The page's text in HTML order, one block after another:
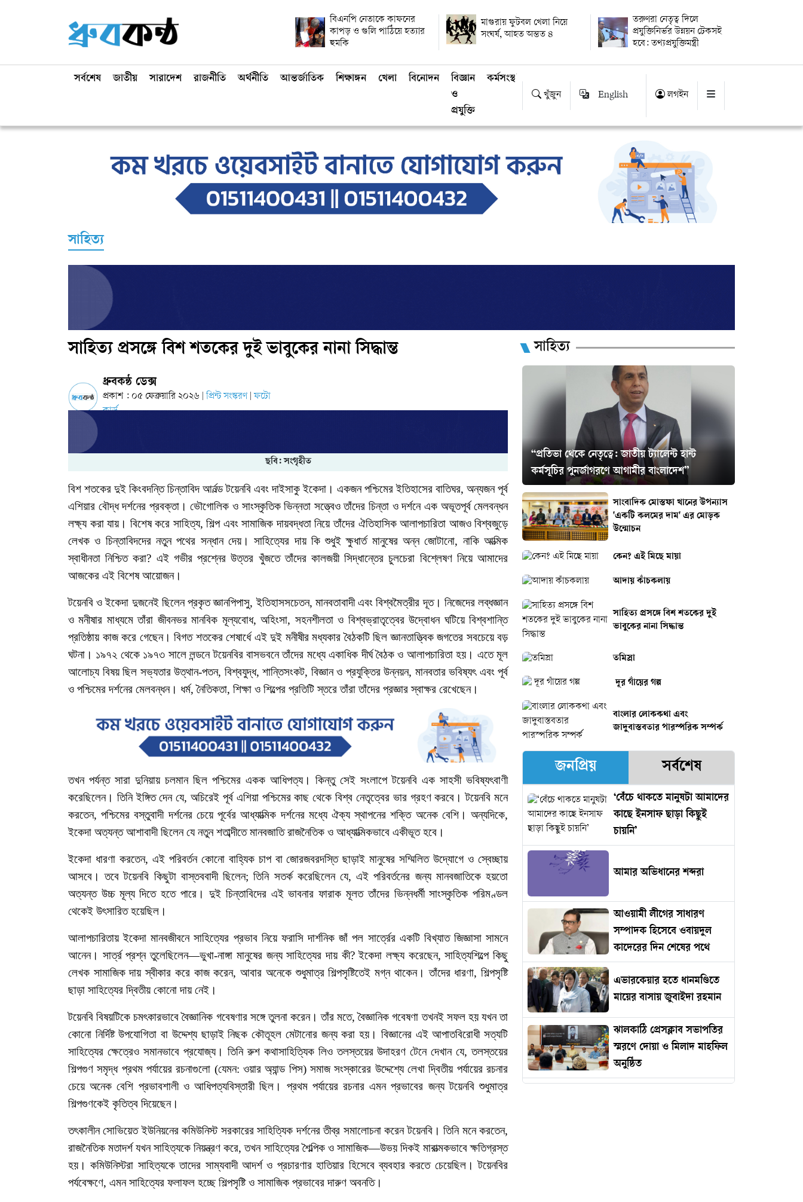
বিএনপি নেতাকে কাফনের
কাপড় ও গুলি পাঠিয়ে হত্যার
হুমকি
মাগুরায় ফুটবল খেলা নিয়ে
সংঘর্ষ, আহত অন্তত ৪
তরুণরা নেতৃত্ব দিলে
প্রযুক্তিনির্ভর উন্নয়ন টেকসই
হবে: তথ্যপ্রযুক্তিমন্ত্রী
সর্বশেষ জাতীয় সারাদেশ রাজনীতি অর্থনীতি আন্তর্জাতিক শিক্ষাঙ্গন খেলা বিনোদন
বিজ্ঞান
ও
প্রযুক্তি
কর্মসংস্থান
খুঁজুন English লগইন
সাহিত্য
সাহিত্য প্রসঙ্গে বিশ শতকের দুই ভাবুকের নানা সিদ্ধান্ত
ধ্রুবকন্ঠ ডেক্স
প্রকাশ : ০৫ ফেব্রুয়ারি ২০২৬ প্রিন্ট সংস্করণ ফটো
কার্ড
ছবি: সংগৃহীত
বিশ শতকের দুই কিংবদন্তি চিন্তাবিদ আর্নল্ড টয়েনবি এবং দাইসাকু ইকেদা। একজন পশ্চিমের ইতিহাসের বাতিঘর, অন্যজন পূর্ব
এশিয়ার বৌদ্ধ দর্শনের প্রবক্তা। ভৌগোলিক ও সাংস্কৃতিক ভিন্নতা সত্ত্বেও তাঁদের চিন্তা ও দর্শনে এক অভূতপূর্ব মেলবন্ধন
লক্ষ্য করা যায়। বিশেষ করে সাহিত্য,শিল্প এবং সামাজিক দায়বদ্ধতা নিয়ে তাঁদের ঐতিহাসিক আলাপচারিতা আজও বিশ্বজুড়ে
লেখক ও চিন্তাবিদদের নতুন পথের সন্ধান দেয়। সাহিত্যের দায় কি শুধুই ক্ষুধার্ত মানুষের অন্ন জোটানো, নাকি আত্মিক
স্বাধীনতা নিশ্চিত করা? এই গভীর প্রশ্নের উত্তর খুঁজতে তাঁদের কালজয়ী সিদ্ধান্তের চুলচেরা বিশ্লেষণ নিয়ে আমাদের
আজকের এই বিশেষ আয়োজন।
টয়েনবি ও ইকেদা দুজনেই ছিলেন প্রকৃত জ্ঞানপিপাসু,ইতিহাসসচেতন, মানবতাবাদী এবং বিশ্বমৈত্রীর দূত। নিজেদের লব্ধজ্ঞান
ও মনীষার মাধ্যমে তাঁরা জীবনভর মানবিক মূল্যবোধ,অহিংসা, সহনশীলতা ও বিশ্বভ্রাতৃত্বের উদ্বোধন ঘটিয়ে বিশ্বশান্তি
প্রতিষ্ঠায় কাজ করে গেছেন। বিগত শতকের শেষার্ধে এই দুই মনীষীর মধ্যকার বৈঠকটি ছিল জ্ঞানতাত্ত্বিক জগতের সবচেয়ে বড়
ঘটনা। ১৯৭২ থেকে ১৯৭৩ সালে লন্ডনে টয়েনবির বাসভবনে তাঁদের মধ্যে একাধিক দীর্ঘ বৈঠক ও আলাপচারিতা হয়। এতে মূল
আলোচ্য বিষয় ছিল সভ্যতার উত্থান-পতন, বিশ্বযুদ্ধ, শান্তিসংকট, বিজ্ঞান ও প্রযুক্তির উন্নয়ন, মানবতার ভবিষ্যৎ এবং পূর্ব
ও পশ্চিমের দর্শনের মেলবন্ধন। ধর্ম,নৈতিকতা, শিক্ষা ও শিল্পের প্রতিটি স্তরে তাঁরা তাঁদের প্রজ্ঞার স্বাক্ষর রেখেছেন।
তখন পর্যন্ত সারা দুনিয়ায় চলমান ছিল পশ্চিমের একক আধিপত্য। কিন্তু সেই সংলাপে টয়েনবি এক সাহসী ভবিষ্যৎবাণী
করেছিলেন। তিনি ইঙ্গিত দেন যে,অচিরেই পূর্ব এশিয়া পশ্চিমের কাছ থেকে বিশ্ব নেতৃত্বের ভার গ্রহণ করবে। টয়েনবি মনে
করতেন,পশ্চিমের বস্তুবাদী দর্শনের চেয়ে পূর্বের আধ্যাত্মিক দর্শনের মধ্যে ঐক্য স্থাপনের শক্তি অনেক বেশি। অন্যদিকে,
ইকেদা অত্যন্ত আশাবাদী ছিলেন যে নতুন শতাব্দীতে মানবজাতি রাজনৈতিক ও আধ্যাত্মিকভাবে একীভূত হবে।
ইকেদা ধারণা করতেন, এই পরিবর্তন কোনো বাহ্যিক চাপ বা জোরজবরদস্তি ছাড়াই মানুষের সম্মিলিত উদ্যোগে ও স্বেচ্ছায়
আসবে। তবে টয়েনবি কিছুটা বাস্তববাদী ছিলেন;তিনি সতর্ক করেছিলেন যে,এই পরিবর্তনের জন্য মানবজাতিকে হয়তো
অত্যন্ত উচ্চ মূল্য দিতে হতে পারে। দুই চিন্তাবিদের এই ভাবনার ফারাক মূলত তাঁদের ভিন্নধর্মী সাংস্কৃতিক পরিমণ্ডল
থেকেই উৎসারিত হয়েছিল।
আলাপচারিতায় ইকেদা মানবজীবনে সাহিত্যের প্রভাব নিয়ে ফরাসি দার্শনিক জাঁ পল সার্ত্রের একটি বিখ্যাত জিজ্ঞাসা সামনে
আনেন। সার্ত্র প্রশ্ন তুলেছিলেন—ভুখা-নাঙ্গা মানুষের জন্য সাহিত্যের দায় কী?ইকেদা লক্ষ্য করেছেন,সাহিত্যশিল্পে কিছু
লেখক সামাজিক দায় স্বীকার করে কাজ করেন,আবার অনেকে শুধুমাত্র শিল্পসৃষ্টিতেই মগ্ন থাকেন। তাঁদের ধারণা,শিল্পসৃষ্টি
ছাড়া সাহিত্যের দ্বিতীয় কোনো দায় নেই।
টয়েনবি বিষয়টিকে চমৎকারভাবে বৈজ্ঞানিক গবেষণার সঙ্গে তুলনা করেন। তাঁর মতে,বৈজ্ঞানিক গবেষণা তখনই সফল হয় যখন তা
কোনো নির্দিষ্ট উপযোগিতা বা উদ্দেশ্য ছাড়াই নিছক কৌতূহল মেটানোর জন্য করা হয়। বিজ্ঞানের এই আপাতবিরোধী সত্যটি
সাহিত্যের ক্ষেত্রেও সমানভাবে প্রযোজ্য। তিনি রুশ কথাসাহিত্যিক লিও তলস্তয়ের উদাহরণ টেনে দেখান যে,তলস্তয়ের
শিল্পগুণ সমৃদ্ধ প্রথম পর্যায়ের রচনাগুলো (যেমন:ওয়ার অ্যান্ড পিস)সমাজ সংস্কারের উদ্দেশ্যে লেখা দ্বিতীয় পর্যায়ের রচনার
চেয়ে অনেক বেশি প্রভাবশালী ও আধিপত্যবিস্তারী ছিল। প্রথম পর্যায়ের রচনার এমন প্রভাবের জন্য টয়েনবি শুধুমাত্র
শিল্পগুণকেই কৃতিত্ব দিয়েছেন।
তৎকালীন সোভিয়েত ইউনিয়নের কমিউনিস্ট সরকারের সাহিত্যিক দর্শনের তীব্র সমালোচনা করেন টয়েনবি। তিনি মনে করতেন,
রাজনৈতিক মতাদর্শ যখন সাহিত্যকে নিয়ন্ত্রণ করে,তখন সাহিত্যের শৈল্পিক ও সামাজিক—উভয় দিকই মারাত্মকভাবে ক্ষতিগ্রস্ত
হয়। কমিউনিস্টরা সাহিত্যকে তাদের সাম্যবাদী আদর্শ ও প্রচারণার হাতিয়ার হিসেবে ব্যবহার করতে চেয়েছিল। টয়েনবির
পর্যবেক্ষণে, এমন সাহিত্যের ফলাফল হচ্ছে শিল্পসৃষ্টি ও সামাজিক প্রভাবের দারুণ অবনতি।
সাহিত্য
“প্রতিভা থেকে নেতৃত্বে: জাতীয় ট্যালেন্ট হান্ট
কর্মসূচির পুনর্জাগরণে আগামীর বাংলাদেশ”
সাংবাদিক মোস্তফা খানের উপন্যাস
'একটি কলমের দাম' এর মোড়ক
উন্মোচন
কেন? এই মিছে মায়া
আদায় কাঁচকলায়
সাহিত্য প্রসঙ্গে বিশ শতকের দুই
ভাবুকের নানা সিদ্ধান্ত
‎‎তমিস্রা
‎‎ দূর গাঁয়ের গল্প
বাংলার লোককথা এবং
জাদুবাস্তবতার পারস্পরিক সম্পর্ক
জনপ্রিয় সর্বশেষ
‘বেঁচে থাকতে মানুষটা আমাদের
কাছে ইনসাফ ছাড়া কিছুই
চায়নি’
আমার অভিধানের শব্দরা
আওয়ামী লীগের সাধারণ
সম্পাদক হিসেবে ওবায়দুল
কাদেরের দিন শেষের পথে
এভারকেয়ার হতে ধানমণ্ডিতে
মায়ের বাসায় জুবাইদা রহমান
ঝালকাঠি প্রেসক্লাব সভাপতির
স্মরণে দোয়া ও মিলাদ মাহফিল
অনুষ্ঠিত